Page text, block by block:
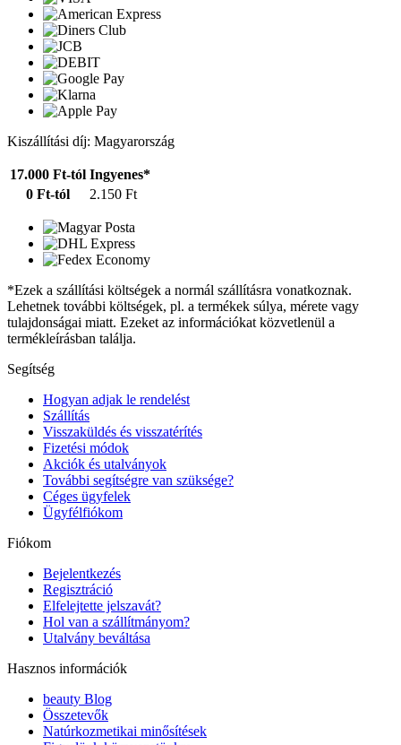
Kiszállítási díj: Magyarország
17.000 Ft-tól Ingyenes*
0 Ft-tól
2.150 Ft
*Ezek a szállítási költségek a normál szállításra vonatkoznak.
Lehetnek további költségek, pl. a termékek súlya, mérete vagy
tulajdonságai miatt. Ezeket az információkat közvetlenül a
termékleírásban találja.
Segítség
Hogyan adjak le rendelést
Szállítás
Visszaküldés és visszatérítés
Fizetési módok
Akciók és utalványok
További segítségre van szüksége?
Céges ügyfelek
Ügyfélfiókom
Fiókom
Bejelentkezés
Regisztráció
Elfelejtette jelszavát?
Hol van a szállítmányom?
Utalvány beváltása
Hasznos információk
beauty Blog
Összetevők
Natúrkozmetikai minősítések